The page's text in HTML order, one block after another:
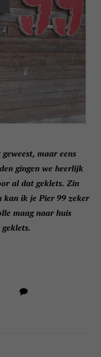
maar eens
gingen we heerlijk
al dat geklets. Zin
kan ik je Pier 99 zeker
maag naar huis